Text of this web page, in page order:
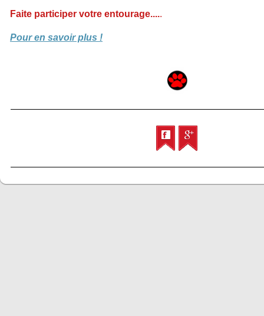
Faite participer votre entourage.....
Pour en savoir plus !